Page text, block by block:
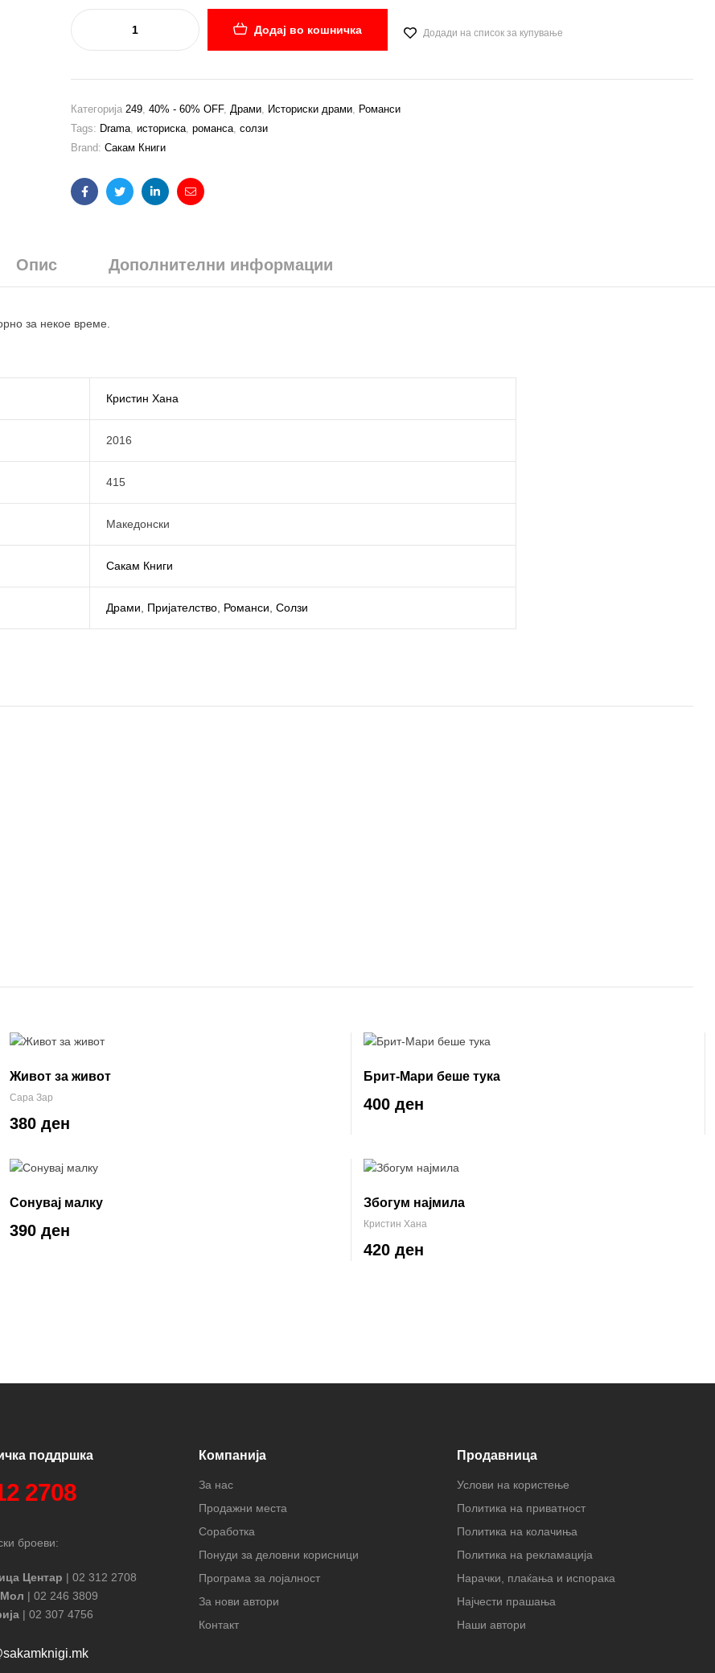
Додај во кошничка Додади на список за купување
Категорија 249, 40% - 60% OFF, Драми, Историски драми, Романси
Tags: Drama, историска, романса, солзи
Brand: Сакам Книги
FacebookTwitterLinkedinEmail
Опис Дополнителни информации
за некое време.
Кристин Хана
2016
415
Македонски
Сакам Книги
Драми Пријателство, Романси Солзи
Живот за живот
Сара Зар
380 ден
Брит-Мари беше тука
400 ден
Сонувај малку
390 ден
Збогум најмила
Кристин Хана
420 ден
поддршка
2708
броеви:
Центар | 02 312 2708
Мол | 02 246 3809
| 02 307 4756
Компанија
За нас
Продажни места
Соработка
Понуди за деловни корисници
Програма за лојалност
За нови автори
Контакт
Продавница
Услови на користење
Политика на приватност
Политика на колачиња
Политика на рекламација
Нарачки, плаќања и испорака
Најчести прашања
Наши автори